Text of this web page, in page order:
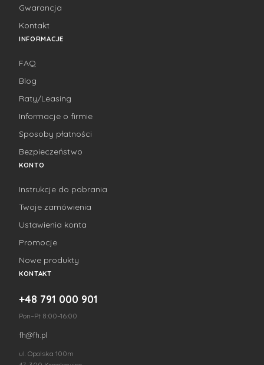
Gwarancja
Kontakt
INFORMACJE
FAQ
Blog
Raty/Leasing
Informacje o firmie
Sposoby płatności
Bezpieczeństwo
KONTO
Instrukcje do pobrania
Twoje zamówienia
Ustawienia konta
Promocje
Nowe produkty
KONTAKT
+48 791 000 901
Pon–Pt 8:00–16:00
fh@fh.pl
ul. Opolska 100m